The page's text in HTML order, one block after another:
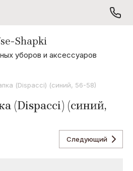
Shapki
уборов и аксессуаров
(Dispacci) (синий, 56-58)
(Dispacci) (синий,
Следующий